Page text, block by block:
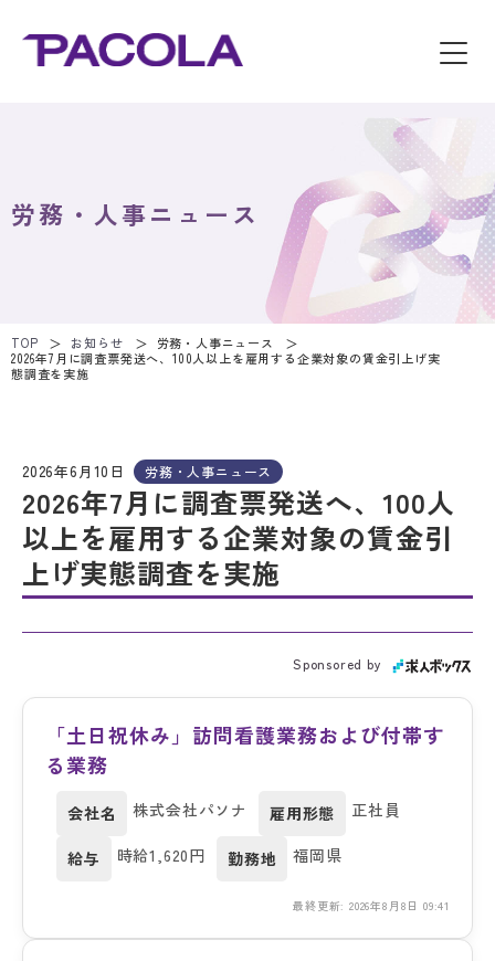
労務・人事ニュース
TOP お知らせ
労務・人事ニュース
2026年7月に調査票発送へ、100人以上を雇用する企業対象の賃金引上げ実
態調査を実施
2026年6月10日 労務・人事ニュース
2026年7月に調査票発送へ、100人
以上を雇用する企業対象の賃金引
上げ実態調査を実施
Sponsored by
「土日祝休み」訪問看護業務および付帯す
る業務
会社名 株式会社パソナ 雇用形態 正社員
給与 時給1,620円 勤務地 福岡県
最終更新: 2026年8月8日 09:41